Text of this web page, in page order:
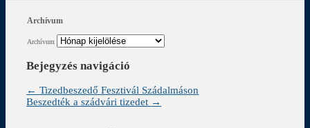
Archívum
Archívum
Bejegyzés navigáció
← Tizedbeszedő Fesztivál Szádalmáson
Beszedték a szádvári tizedet →